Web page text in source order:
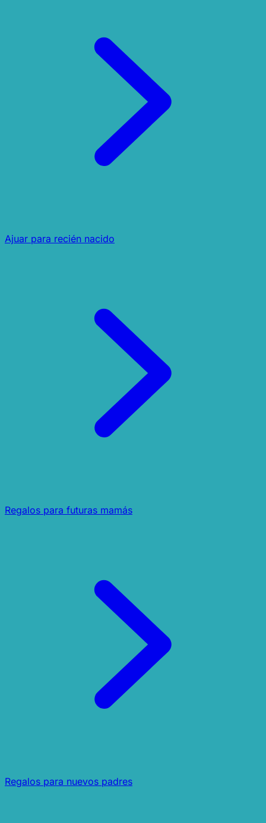
Ajuar para recién nacido
Regalos para futuras mamás
Regalos para nuevos padres